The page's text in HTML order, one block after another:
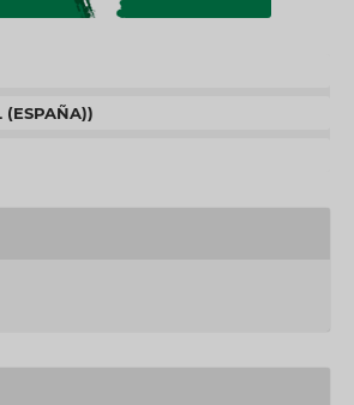
(ESPAÑA))